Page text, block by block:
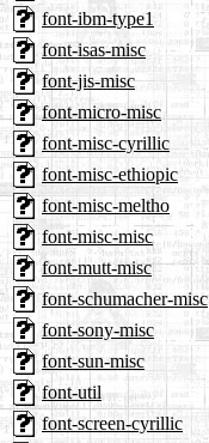
font-ibm-type1
font-isas-misc
font-jis-misc
font-micro-misc
font-misc-cyrillic
font-misc-ethiopic
font-misc-meltho
font-misc-misc
font-mutt-misc
font-schumacher-misc
font-sony-misc
font-sun-misc
font-util
font-screen-cyrillic